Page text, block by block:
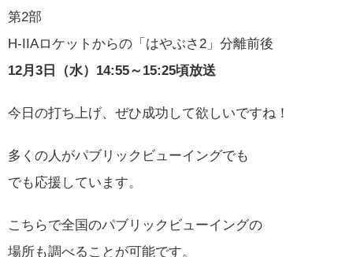
第2部
H-IIAロケットからの「はやぶさ2」分離前後
12月3日（水）14:55～15:25頃放送
今日の打ち上げ、ぜひ成功して欲しいですね！
多くの人がパブリックビューイングでも
でも応援しています。
こちらで全国のパブリックビューイングの
場所も調べることが可能です。